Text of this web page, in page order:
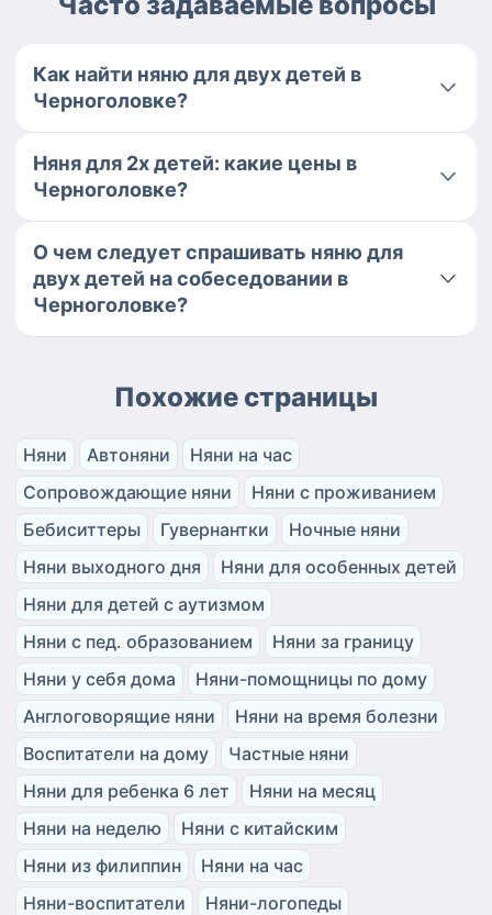
Как найти няню для двух детей в
Черноголовке?
Няня для 2х детей: какие цены в
Черноголовке?
О чем следует спрашивать няню для
двух детей на собеседовании в
Черноголовке?
Похожие страницы
Няни Автоняни
Няни на час
Сопровождающие няни
Няни с проживанием
Бебиситтеры
Гувернантки
Ночные няни
Няни выходного дня
Няни для особенных детей
Няни для детей с аутизмом
Няни с пед. образованием
Няни за границу
Няни у себя дома
Няни-помощницы по дому
Англоговорящие няни
Няни на время болезни
Воспитатели на дому
Частные няни
Няни для ребенка 6 лет
Няни на месяц
Няни на неделю
Няни с китайским
Няни из филиппин
Няни на час
Няни-воспитатели
Няни-логопеды